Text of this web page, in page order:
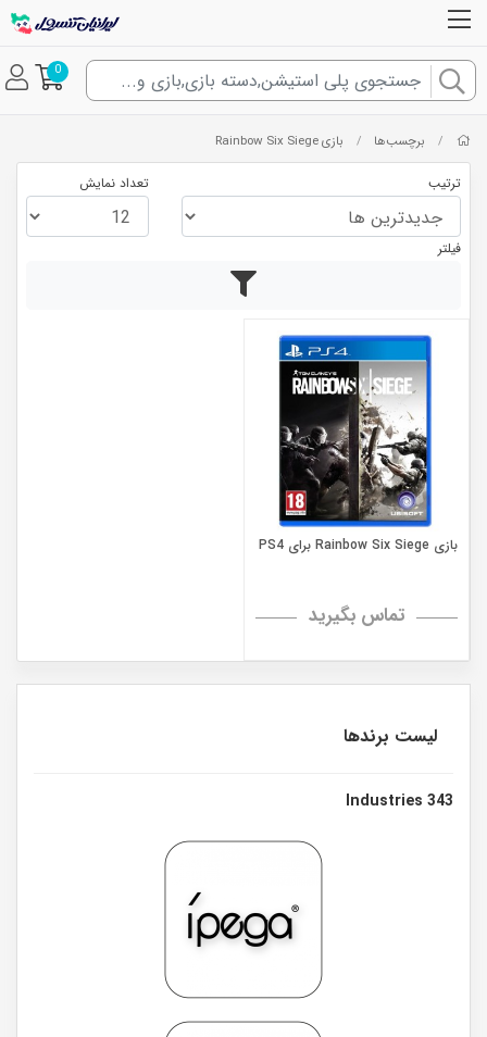
0
/ برچسب‌ها / بازی Rainbow Six Siege
ترتیب تعداد نمایش
فیلتر
بازی Rainbow Six Siege برای PS4
تماس بگیرید
لیست برندها
343 Industries